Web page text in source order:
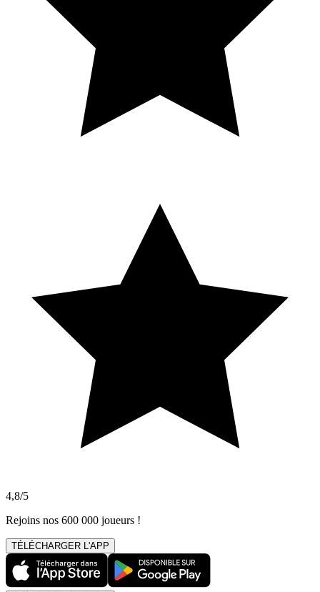
4,8/5
Rejoins nos 600 000 joueurs !
TÉLÉCHARGER L'APP